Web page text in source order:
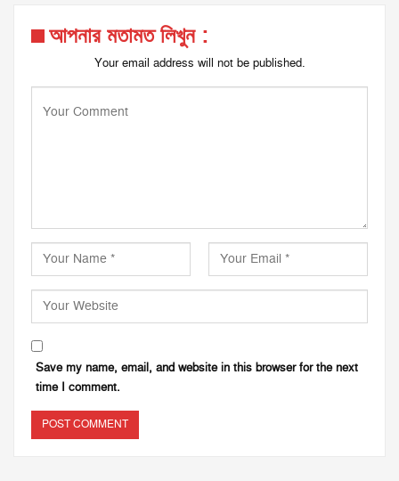
আপনার মতামত লিখুন :
Your email address will not be published.
Save my name, email, and website in this browser for the next
time I comment.